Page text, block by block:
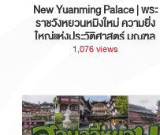
New Yuanming Palace | พระ
ราชวังหยวนหมิงใหม่ ความยิ่ง
ใหญ่แห่งประวัติศาสตร์ มณฑล
กวางตุ้ง ประเทศจีน
1,076 views